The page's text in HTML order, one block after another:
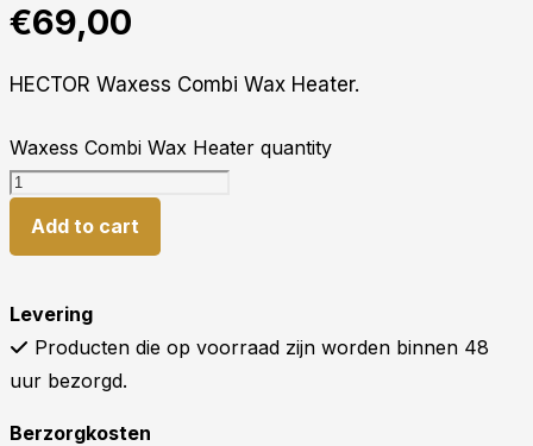
€69,00
HECTOR Waxess Combi Wax Heater.
Waxess Combi Wax Heater quantity
Add to cart
Levering
Producten die op voorraad zijn worden binnen 48
uur bezorgd.
Berzorgkosten